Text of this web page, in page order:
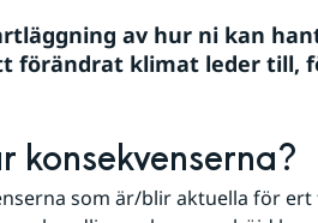
av hur ni kan
förändrat klimat leder till,
konsekvenserna?
som är/blir aktuella för ert